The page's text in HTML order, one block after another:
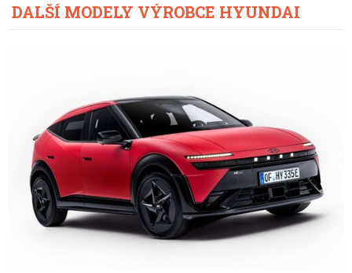
DALŠÍ MODELY VÝROBCE HYUNDAI